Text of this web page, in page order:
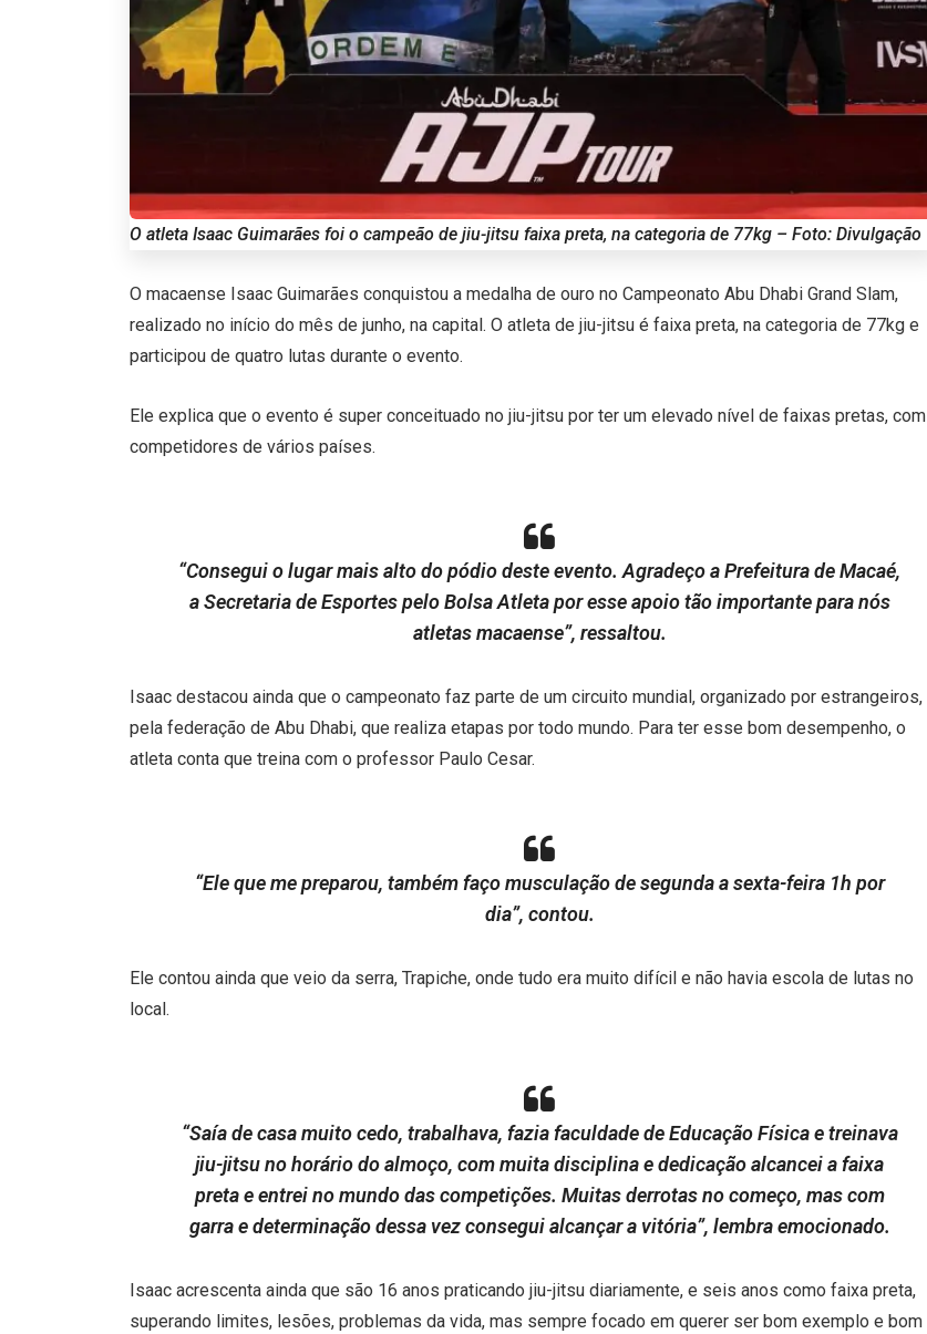
O atleta Isaac Guimarães foi o campeão de jiu-jitsu faixa preta, na categoria de 77kg – Foto: Divulgação
O macaense Isaac Guimarães conquistou a medalha de ouro no Campeonato Abu Dhabi Grand Slam,
realizado no início do mês de junho, na capital. O atleta de jiu-jitsu é faixa preta, na categoria de 77kg e
participou de quatro lutas durante o evento.
Ele explica que o evento é super conceituado no jiu-jitsu por ter um elevado nível de faixas pretas, com
competidores de vários países.
“Consegui o lugar mais alto do pódio deste evento. Agradeço a Prefeitura de Macaé,
a Secretaria de Esportes pelo Bolsa Atleta por esse apoio tão importante para nós
atletas macaense”, ressaltou.
Isaac destacou ainda que o campeonato faz parte de um circuito mundial, organizado por estrangeiros,
pela federação de Abu Dhabi, que realiza etapas por todo mundo. Para ter esse bom desempenho, o
atleta conta que treina com o professor Paulo Cesar.
“Ele que me preparou, também faço musculação de segunda a sexta-feira 1h por
dia”, contou.
Ele contou ainda que veio da serra, Trapiche, onde tudo era muito difícil e não havia escola de lutas no
local.
“Saía de casa muito cedo, trabalhava, fazia faculdade de Educação Física e treinava
jiu-jitsu no horário do almoço, com muita disciplina e dedicação alcancei a faixa
preta e entrei no mundo das competições. Muitas derrotas no começo, mas com
garra e determinação dessa vez consegui alcançar a vitória”, lembra emocionado.
Isaac acrescenta ainda que são 16 anos praticando jiu-jitsu diariamente, e seis anos como faixa preta,
superando limites, lesões, problemas da vida, mas sempre focado em querer ser bom exemplo e bom